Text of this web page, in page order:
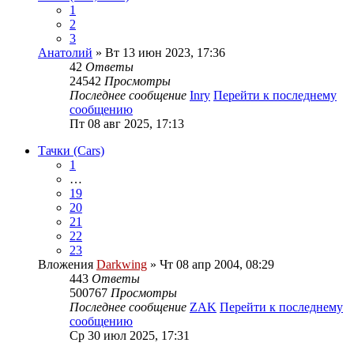
1
2
3
Анатолий » Вт 13 июн 2023, 17:36
42 Ответы
24542 Просмотры
Последнее сообщение Inry Перейти к последнему
сообщению
Пт 08 авг 2025, 17:13
Тачки (Cars)
1
…
19
20
21
22
23
Вложения Darkwing » Чт 08 апр 2004, 08:29
443 Ответы
500767 Просмотры
Последнее сообщение ZAK Перейти к последнему
сообщению
Ср 30 июл 2025, 17:31